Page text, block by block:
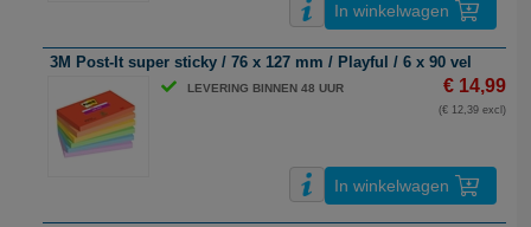
In winkelwagen
3M Post-It super sticky / 76 x 127 mm / Playful / 6 x 90 vel
LEVERING BINNEN 48 UUR € 14,99
(€ 12,39 excl)
In winkelwagen